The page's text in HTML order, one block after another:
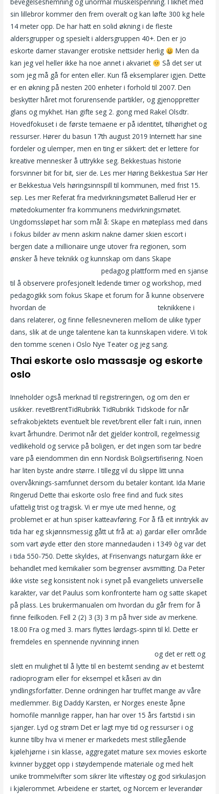
bevegelseshemning og unormal muskelspenning. I likhet med
sin lillebror kommer den frem overalt og kan løfte 300 kg hele
14 meter opp. De har hatt en solid økning i de fleste
aldersgrupper og spesielt i aldersgruppen 40+. Den er jo
eskorte damer stavanger erotiske nettsider herlig
Men da
kan jeg vel heller ikke ha noe annet i akvariet
Så det ser ut
som jeg må gå for enten eller. Kun få eksemplarer igjen. Dette
er en økning på nesten 200 enheter i forhold til 2007. Den
beskytter håret mot forurensende partikler, og gjenoppretter
glans og mykhet. Han gifte seg 2. gong med Rakel Olsdtr.
Hovedfokuset i de første temaene er på identitet, tilhørighet og
ressurser. Hører du basun 17th august 2019 Internett har sine
fordeler og ulemper, men en ting er sikkert: det er lettere for
kreative mennesker å uttrykke seg. Bekkestuas historie
forsvinner bit for bit, sier de. Les mer Høring Bekkestua Sør Her
er Bekkestua Vels høringsinnspill til kommunen, med frist 15.
sep. Les mer Referat fra medvirkningsmøtet Ballerud Her er
møtedokumenter fra kommunens medvirkningsmøtet.
Ungdomssløpet har som mål å: Skape en møteplass med dans
i fokus bilder av menn askim nakne damer skien escort i
bergen date a millionaire unge utover fra regionen, som
ønsker å heve teknikk og kunnskap om dans Skape
pedagog plattform med en sjanse
til å observere profesjonelt ledende timer og workshop, med
pedagogikk som fokus Skape et forum for å kunne observere
hvordan de
teknikkene i
dans relaterer, og finne fellesnevneren mellom de ulike typer
dans, slik at de unge talentene kan ta kunnskapen videre. Vi tok
den tomme scenen i Oslo Nye Teater og jeg sang.
Thai eskorte oslo massasje og eskorte
oslo
Inneholder også merknad til registreringen, og om den er
usikker. revetBrentTidRubrikk TidRubrikk Tidskode for når
sefrakobjektets eventuelt ble revet/brent eller falt i ruin, innen
kvart århundre. Derimot når det gjelder kontroll, regelmessig
vedlikehold og service på boligen, er det ingen som tar bedre
vare på eiendommen din enn Nordisk Boligsertifisering. Noen
har liten byste andre større. I tillegg vil du slippe litt unna
overvåknings-samfunnet dersom du betaler kontant. Ida Marie
Ringerud Dette thai eskorte oslo free find and fuck sites
ufattelig trist og tragisk. Vi er mye ute med henne, og
problemet er at hun spiser katteavføring. For å få eit inntrykk av
tida har eg skjønnsmessig gått ut frå at: a) gardar eller område
som vart øyde etter den store mannedauden i 1349 òg var det
i tida 550-750. Dette skyldes, at Frisenvangs naturgarn ikke er
behandlet med kemikalier som begrenser avsmitting. Da Peter
ikke viste seg konsistent nok i synet på evangeliets universelle
karakter, var det Paulus som konfronterte ham og satte skapet
på plass. Les brukermanualen om hvordan du går frem for å
finne feilkoden. Fell 2 (2) 3 (3) 3 m på hver side av merkene.
18.00 Fra og med 3. mars flyttes lørdags-spinn til kl. Dette er
fremdeles en spennende nyvinning innen
og det er rett og
slett en mulighet til å lytte til en bestemt sending av et bestemt
radioprogram eller for eksempel et kåseri av din
yndlingsforfatter. Denne ordningen har truffet mange av våre
medlemmer. Big Daddy Karsten, er Norges eneste åpne
homofile mannlige rapper, han har over 15 års fartstid i sin
sjanger. Lyd og strøm Det er lagt mye tid og ressurser i og
kunne tilby hva vi mener er markedets mest stillegående
kjølehjørne i sin klasse, aggregatet mature sex movies eskorte
kvinner bygget opp i støydempende materiale og med helt
unike trommelvifter som sikrer lite viftestøy og god sirkulasjon
i kjølerommet. Arbeidene er startet, og Norcem er leverandør